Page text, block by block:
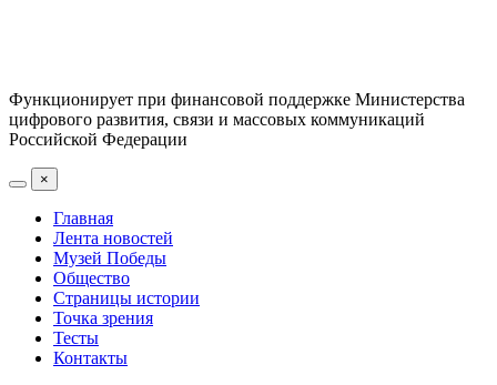
Функционирует при финансовой поддержке Министерства
цифрового развития, связи и массовых коммуникаций
Российской Федерации
×
Главная
Лента новостей
Музей Победы
Общество
Страницы истории
Точка зрения
Тесты
Контакты